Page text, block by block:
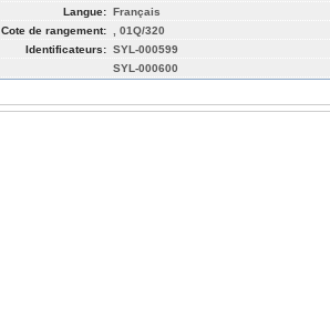
Langue: Français
Cote de rangement:
, 01Q/320
Identificateurs: SYL-000599
SYL-000600